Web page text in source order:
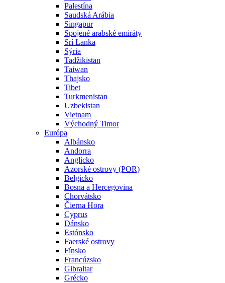
Palestína
Saudská Arábia
Singapur
Spojené arabské emiráty
Srí Lanka
Sýria
Tadžikistan
Taiwan
Thajsko
Tibet
Turkmenistan
Uzbekistan
Vietnam
Východný Timor
Európa
Albánsko
Andorra
Anglicko
Azorské ostrovy (POR)
Belgicko
Bosna a Hercegovina
Chorvátsko
Čierna Hora
Cyprus
Dánsko
Estónsko
Faerské ostrovy
Fínsko
Francúzsko
Gibraltar
Grécko